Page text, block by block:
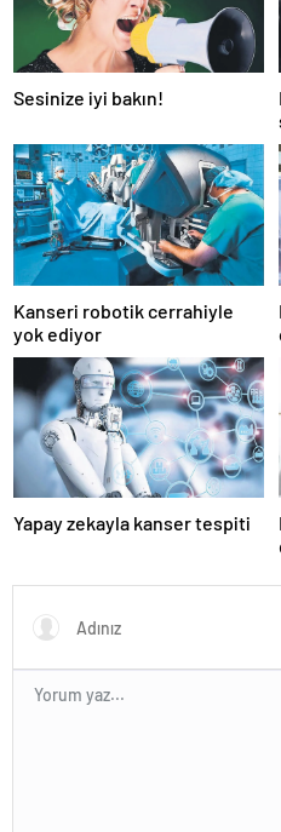
Sesinize iyi bakın!
Kanseri robotik cerrahiyle
yok ediyor
Yapay zekayla kanser tespiti